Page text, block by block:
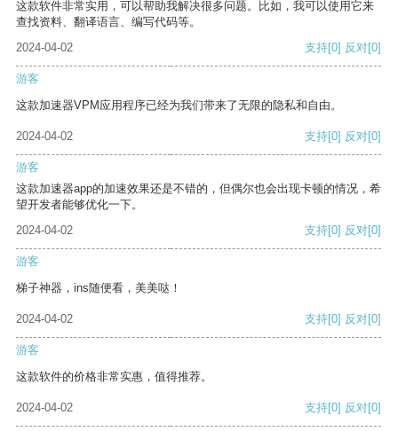
这款软件非常实用，可以帮助我解决很多问题。比如，我可以使用它来
查找资料、翻译语言、编写代码等。
2024-04-02
支持[0] 反对[0]
游客
这款加速器VPM应用程序已经为我们带来了无限的隐私和自由。
2024-04-02 支持[0] 反对[0]
游客
这款加速器app的加速效果还是不错的，但偶尔也会出现卡顿的情况，希
望开发者能够优化一下。
2024-04-02
支持[0] 反对[0]
游客
梯子神器，ins随便看，美美哒！
2024-04-02 支持[0] 反对[0]
游客
这款软件的价格非常实惠，值得推荐。
2024-04-02 支持[0] 反对[0]